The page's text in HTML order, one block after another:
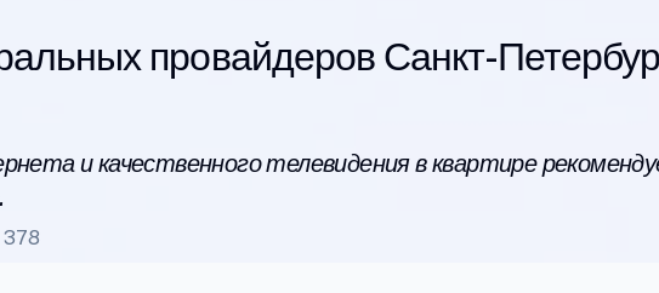
провайдеров Санкт-
и качественного телевидения в квартире
378